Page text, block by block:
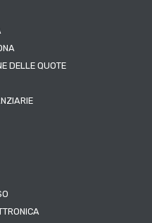
DELLE QUOTE